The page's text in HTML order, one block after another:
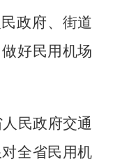
政府、街道
好民用机场
民政府交通
全省民用机